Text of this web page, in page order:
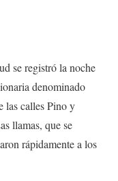
se registró la noche
denominado
las calles Pino y
llamas, que se
rápidamente a los